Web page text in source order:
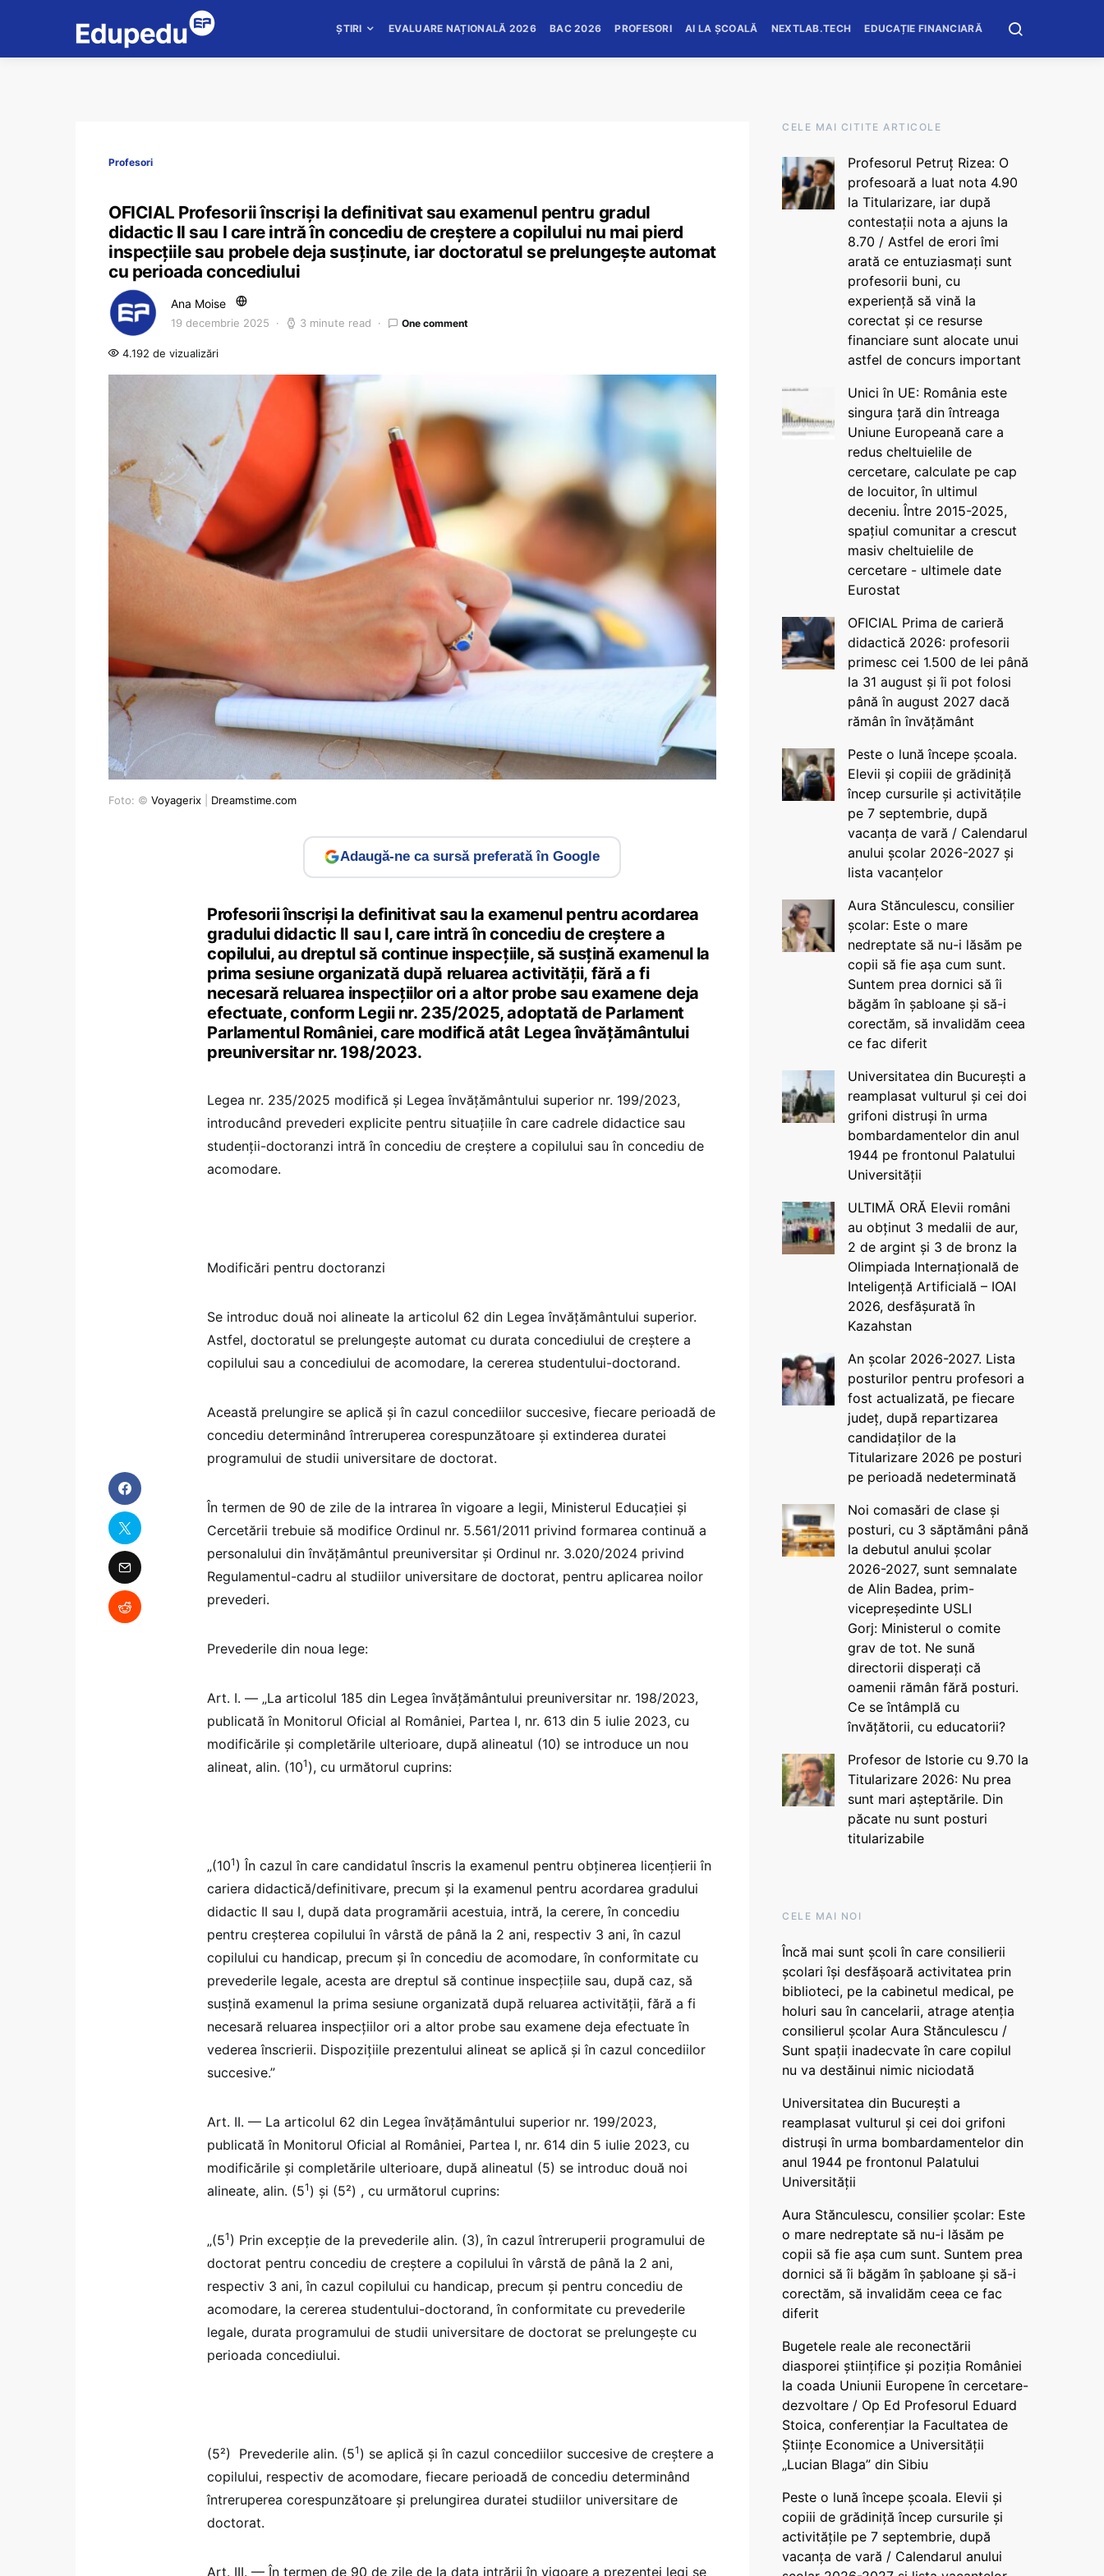
ȘTIRI EVALUARE NAȚIONALĂ 2026 BAC 2026 PROFESORI AI LA ȘCOALĂ NEXTLAB.TECH EDUCAȚIE FINANCIARĂ
Profesori
OFICIAL Profesorii înscriși la definitivat sau examenul pentru gradul
didactic II sau I care intră în concediu de creștere a copilului nu mai pierd
inspecțiile sau probele deja susținute, iar doctoratul se prelungește automat
cu perioada concediului
Ana Moise
19 decembrie 2025 3 minute read One comment
4.192 de vizualizări
Foto: © Voyagerix Dreamstime.com
Adaugă-ne ca sursă preferată în Google
Profesorii înscriși la definitivat sau la examenul pentru acordarea
gradului didactic II sau I, care intră în concediu de creștere a
copilului, au dreptul să continue inspecțiile, să susțină examenul la
prima sesiune organizată după reluarea activității, fără a fi
necesară reluarea inspecțiilor ori a altor probe sau examene deja
efectuate, conform Legii nr. 235/2025, adoptată de Parlament
Parlamentul României, care modifică atât Legea învățământului
preuniversitar nr. 198/2023.
Legea nr. 235/2025 modifică și Legea învățământului superior nr. 199/2023,
introducând prevederi explicite pentru situațiile în care cadrele didactice sau
studenții-doctoranzi intră în concediu de creștere a copilului sau în concediu de
acomodare.
Modificări pentru doctoranzi
Se introduc două noi alineate la articolul 62 din Legea învățământului superior.
Astfel, doctoratul se prelungește automat cu durata concediului de creștere a
copilului sau a concediului de acomodare, la cererea studentului-doctorand.
Această prelungire se aplică și în cazul concediilor succesive, fiecare perioadă de
concediu determinând întreruperea corespunzătoare și extinderea duratei
programului de studii universitare de doctorat.
În termen de 90 de zile de la intrarea în vigoare a legii, Ministerul Educației și
Cercetării trebuie să modifice Ordinul nr. 5.561/2011 privind formarea continuă a
personalului din învățământul preuniversitar și Ordinul nr. 3.020/2024 privind
Regulamentul-cadru al studiilor universitare de doctorat, pentru aplicarea noilor
prevederi.
Prevederile din noua lege:
Art. I. — „La articolul 185 din Legea învățământului preuniversitar nr. 198/2023,
publicată în Monitorul Oficial al României, Partea I, nr. 613 din 5 iulie 2023, cu
modificările și completările ulterioare, după alineatul (10) se introduce un nou
alineat, alin. (101 ), cu următorul cuprins:
„(101 ) În cazul în care candidatul înscris la examenul pentru obținerea licențierii în
cariera didactică/definitivare, precum și la examenul pentru acordarea gradului
didactic II sau I, după data programării acestuia, intră, la cerere, în concediu
pentru creșterea copilului în vârstă de până la 2 ani, respectiv 3 ani, în cazul
copilului cu handicap, precum și în concediu de acomodare, în conformitate cu
prevederile legale, acesta are dreptul să continue inspecțiile sau, după caz, să
susțină examenul la prima sesiune organizată după reluarea activității, fără a fi
necesară reluarea inspecțiilor ori a altor probe sau examene deja efectuate în
vederea înscrierii. Dispozițiile prezentului alineat se aplică și în cazul concediilor
succesive.”
Art. II. — La articolul 62 din Legea învățământului superior nr. 199/2023,
publicată în Monitorul Oficial al României, Partea I, nr. 614 din 5 iulie 2023, cu
modificările și completările ulterioare, după alineatul (5) se introduc două noi
alineate, alin. (51 ) și (5²) , cu următorul cuprins:
„(51 ) Prin excepție de la prevederile alin. (3), în cazul întreruperii programului de
doctorat pentru concediu de creștere a copilului în vârstă de până la 2 ani,
respectiv 3 ani, în cazul copilului cu handicap, precum și pentru concediu de
acomodare, la cererea studentului-doctorand, în conformitate cu prevederile
legale, durata programului de studii universitare de doctorat se prelungește cu
perioada concediului.
(5²) Prevederile alin. (51 ) se aplică și în cazul concediilor succesive de creștere a
copilului, respectiv de acomodare, fiecare perioadă de concediu determinând
întreruperea corespunzătoare și prelungirea duratei studiilor universitare de
doctorat.
Art. III. — În termen de 90 de zile de la data intrării în vigoare a prezentei legi se
CELE MAI CITITE ARTICOLE
Profesorul Petruț Rizea: O
profesoară a luat nota 4.90
la Titularizare, iar după
contestații nota a ajuns la
8.70 / Astfel de erori îmi
arată ce entuziasmați sunt
profesorii buni, cu
experiență să vină la
corectat și ce resurse
financiare sunt alocate unui
astfel de concurs important
Unici în UE: România este
singura țară din întreaga
Uniune Europeană care a
redus cheltuielile de
cercetare, calculate pe cap
de locuitor, în ultimul
deceniu. Între 2015-2025,
spațiul comunitar a crescut
masiv cheltuielile de
cercetare - ultimele date
Eurostat
OFICIAL Prima de carieră
didactică 2026: profesorii
primesc cei 1.500 de lei până
la 31 august și îi pot folosi
până în august 2027 dacă
rămân în învățământ
Peste o lună începe școala.
Elevii și copiii de grădiniță
încep cursurile și activitățile
pe 7 septembrie, după
vacanța de vară / Calendarul
anului școlar 2026-2027 și
lista vacanțelor
Aura Stănculescu, consilier
școlar: Este o mare
nedreptate să nu-i lăsăm pe
copii să fie așa cum sunt.
Suntem prea dornici să îi
băgăm în șabloane și să-i
corectăm, să invalidăm ceea
ce fac diferit
Universitatea din București a
reamplasat vulturul și cei doi
grifoni distruși în urma
bombardamentelor din anul
1944 pe frontonul Palatului
Universității
ULTIMĂ ORĂ Elevii români
au obținut 3 medalii de aur,
2 de argint și 3 de bronz la
Olimpiada Internațională de
Inteligență Artificială – IOAI
2026, desfășurată în
Kazahstan
An școlar 2026-2027. Lista
posturilor pentru profesori a
fost actualizată, pe fiecare
județ, după repartizarea
candidaților de la
Titularizare 2026 pe posturi
pe perioadă nedeterminată
Noi comasări de clase și
posturi, cu 3 săptămâni până
la debutul anului școlar
2026-2027, sunt semnalate
de Alin Badea, prim-
vicepreședinte USLI
Gorj: Ministerul o comite
grav de tot. Ne sună
directorii disperați că
oamenii rămân fără posturi.
Ce se întâmplă cu
învățătorii, cu educatorii?
Profesor de Istorie cu 9.70 la
Titularizare 2026: Nu prea
sunt mari așteptările. Din
păcate nu sunt posturi
titularizabile
CELE MAI NOI
Încă mai sunt școli în care consilierii
școlari își desfășoară activitatea prin
biblioteci, pe la cabinetul medical, pe
holuri sau în cancelarii, atrage atenția
consilierul școlar Aura Stănculescu /
Sunt spații inadecvate în care copilul
nu va destăinui nimic niciodată
Universitatea din București a
reamplasat vulturul și cei doi grifoni
distruși în urma bombardamentelor din
anul 1944 pe frontonul Palatului
Universității
Aura Stănculescu, consilier școlar: Este
o mare nedreptate să nu-i lăsăm pe
copii să fie așa cum sunt. Suntem prea
dornici să îi băgăm în șabloane și să-i
corectăm, să invalidăm ceea ce fac
diferit
Bugetele reale ale reconectării
diasporei științifice și poziția României
la coada Uniunii Europene în cercetare-
dezvoltare / Op Ed Profesorul Eduard
Stoica, conferențiar la Facultatea de
Științe Economice a Universității
„Lucian Blaga” din Sibiu
Peste o lună începe școala. Elevii și
copiii de grădiniță încep cursurile și
activitățile pe 7 septembrie, după
vacanța de vară / Calendarul anului